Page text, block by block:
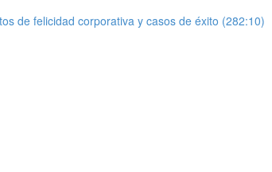
de felicidad corporativa y casos de éxito (282:10)